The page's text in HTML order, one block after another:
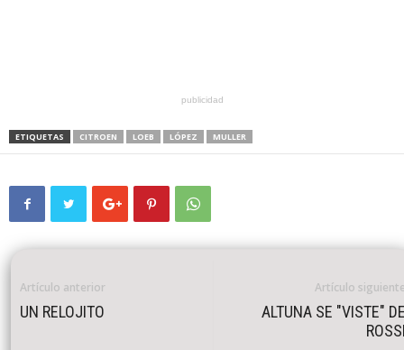
publicidad
ETIQUETAS CITROEN LOEB LÓPEZ MULLER
Artículo anterior
UN RELOJITO
Artículo
ALTUNA SE "VISTE"